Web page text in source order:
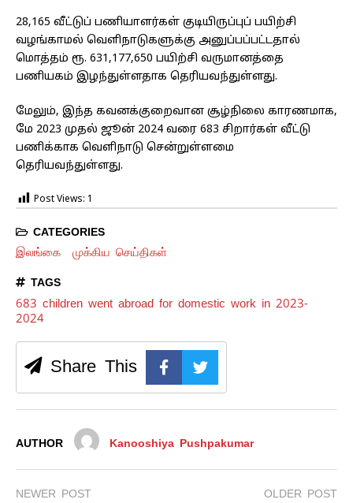
28,165 வீட்டுப் பணியாளர்கள் குடியிருப்புப் பயிற்சி
வழங்காமல் வெளிநாடுகளுக்கு அனுப்பப்பட்டதால்
மொத்தம் ரூ. 631,177,650 பயிற்சி வருமானத்தை
பணியகம் இழந்துள்ளதாக தெரியவந்துள்ளது.
மேலும், இந்த கவனக்குறைவான சூழ்நிலை காரணமாக,
மே 2023 முதல் ஜூன் 2024 வரை 683 சிறார்கள் வீட்டு
பணிக்காக வெளிநாடு சென்றுள்ளமை
தெரியவந்துள்ளது.
Post Views: 1
CATEGORIES
இலங்கை முக்கிய செய்திகள்
TAGS
683 children went abroad for domestic work in 2023-
2024
Share This
AUTHOR Kanooshiya Pushpakumar
NEWER POST OLDER POST